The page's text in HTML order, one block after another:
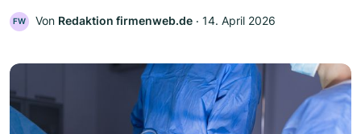
FW Von Redaktion firmenweb.de ‧ 14. April 2026